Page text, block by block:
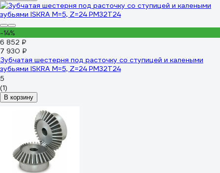
-14%
6 852 ₽
7 930 ₽
Зубчатая шестерня под расточку со ступицей и калеными
зубьями ISKRA М=5, Z=24 PM32T24
5
(1)
В корзину